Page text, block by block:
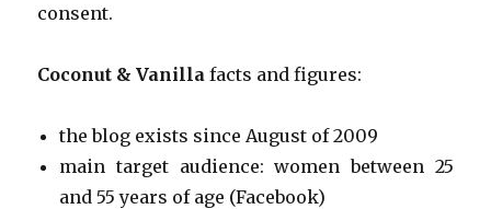
consent.
Coconut & Vanilla facts and figures:
the blog exists since August of 2009
main target audience: women between 25
and 55 years of age (Facebook)